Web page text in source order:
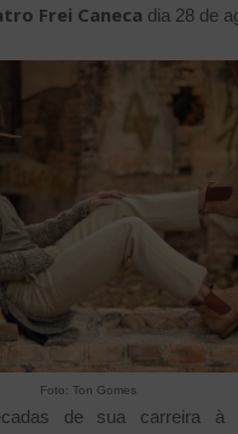
Frei Caneca dia 28 de
Foto: Ton Gomes
de sua carreira à